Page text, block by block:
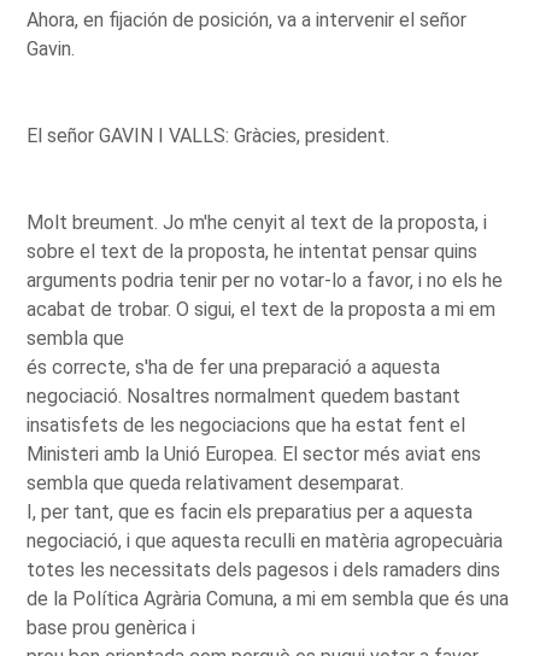
Ahora, en fijación de posición, va a intervenir el señor
Gavin.
El señor GAVIN I VALLS: Gràcies, president.
Molt breument. Jo m'he cenyit al text de la proposta, i
sobre el text de la proposta, he intentat pensar quins
arguments podria tenir per no votar-lo a favor, i no els he
acabat de trobar. O sigui, el text de la proposta a mi em
sembla que
és correcte, s'ha de fer una preparació a aquesta
negociació. Nosaltres normalment quedem bastant
insatisfets de les negociacions que ha estat fent el
Ministeri amb la Unió Europea. El sector més aviat ens
sembla que queda relativament desemparat.
I, per tant, que es facin els preparatius per a aquesta
negociació, i que aquesta reculli en matèria agropecuària
totes les necessitats dels pagesos i dels ramaders dins
de la Política Agrària Comuna, a mi em sembla que és una
base prou genèrica i